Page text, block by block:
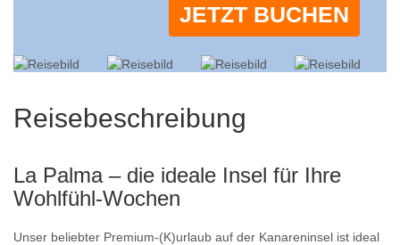
JETZT BUCHEN
Reisebeschreibung
La Palma – die ideale Insel für Ihre
Wohlfühl-Wochen
Unser beliebter Premium-(K)urlaub auf der Kanareninsel ist ideal